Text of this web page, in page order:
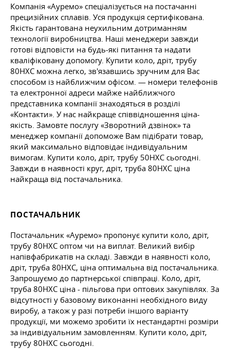
Компанія «Ауремо» спеціалізується на постачанні
прецизійних сплавів. Уся продукція сертифікована.
Якість гарантована неухильним дотриманням
технології виробництва. Наші менеджери завжди
готові відповісти на будь-які питання та надати
кваліфіковану допомогу. Купити коло, дріт, трубу
80НХС можна легко, зв'язавшись зручним для Вас
способом із найближчим офісом. — номери телефонів
та електронної адреси майже найближчого
представника компанії знаходяться в розділі
«Контакти». У нас найкраще співвідношення ціна-
якість. Замовте послугу «Зворотний дзвінок» та
менеджер компанії допоможе Вам підібрати товар,
який максимально відповідає індивідуальним
вимогам. Купити коло, дріт, трубу 50НХС сьогодні.
Завжди в наявності круг, дріт, труба 80НХС ціна
найкраща від постачальника.
ПОСТАЧАЛЬНИК
Постачальник «Ауремо» пропонує купити коло, дріт,
трубу 80НХС оптом чи на виплат. Великий вибір
напівфабрикатів на складі. Завжди в наявності коло,
дріт, труба 80НХС, ціна оптимальна від постачальника.
Запрошуємо до партнерської співпраці. Коло, дріт,
труба 80НХС ціна - пільгова при оптових закупівлях. За
відсутності у базовому виконанні необхідного виду
виробу, а також у разі потреби іншого варіанту
продукції, ми можемо зробити їх нестандартні розміри
за індивідуальним замовленням. Купити коло, дріт,
трубу 80НХС сьогодні.